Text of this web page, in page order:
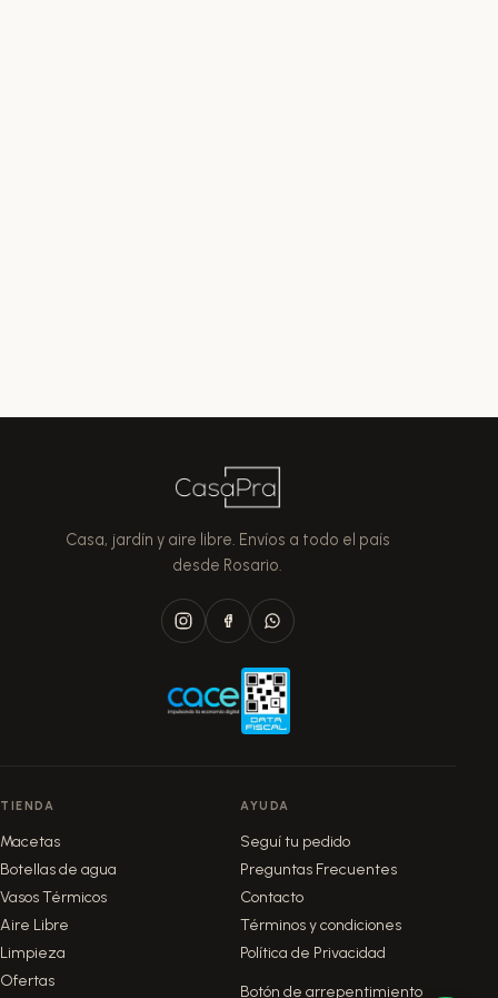
Casa, jardín y aire libre. Envíos a todo el país
desde Rosario.
TIENDA
Macetas
Botellas de agua
Vasos Térmicos
Aire Libre
Limpieza
Ofertas
AYUDA
Seguí tu pedido
Preguntas Frecuentes
Contacto
Términos y condiciones
Política de Privacidad
Botón de arrepentimiento